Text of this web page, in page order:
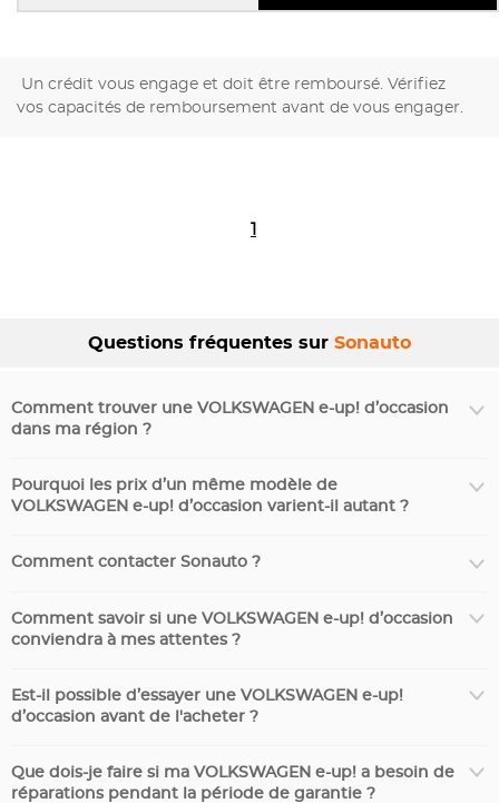
Un crédit vous engage et doit être remboursé. Vérifiez
vos capacités de remboursement avant de vous engager.
Questions fréquentes sur Sonauto
Comment trouver une VOLKSWAGEN e-up! d’occasion
dans ma région ?
Pourquoi les prix d’un même modèle de
VOLKSWAGEN e-up! d’occasion varient-il autant ?
Comment contacter Sonauto ?
Comment savoir si une VOLKSWAGEN e-up! d’occasion
conviendra à mes attentes ?
Est-il possible d’essayer une VOLKSWAGEN e-up!
d’occasion avant de l'acheter ?
Que dois-je faire si ma VOLKSWAGEN e-up! a besoin de
réparations pendant la période de garantie ?